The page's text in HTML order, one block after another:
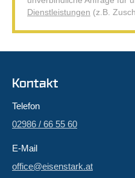
Dienstleistungen (z.B.
Kontakt
Telefon
02986 / 66 55 60
E-Mail
office@eisenstark.at